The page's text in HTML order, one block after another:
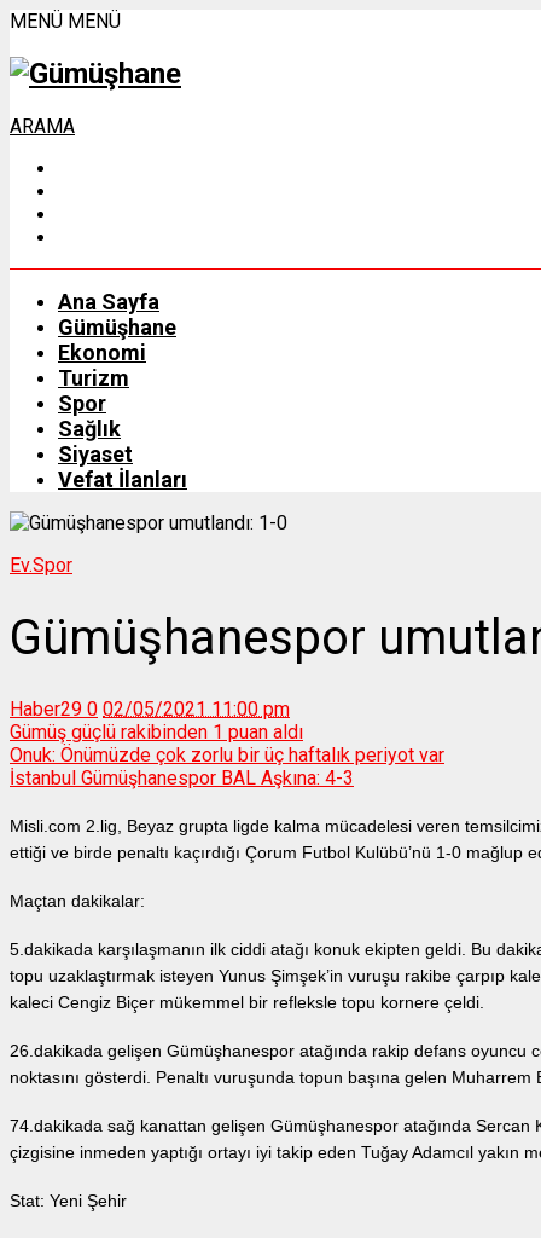
MENÜ MENÜ
ARAMA
Ana Sayfa
Gümüşhane
Ekonomi
Turizm
Spor
Sağlık
Siyaset
Vefat İlanları
Ev.Spor
Gümüşhanespor
Haber29 0 02/05/2021 11:00 pm
Gümüş güçlü rakibinden 1 puan aldı
Onuk: Önümüzde çok zorlu bir üç haftalık periyot var
İstanbul Gümüşhanespor BAL Aşkına: 4-3
Misli.com 2.lig, Beyaz grupta ligde kalma mücadelesi veren
ettiği ve birde penaltı kaçırdığı Çorum Futbol Kulübü’nü 1-0 mağlup
Maçtan dakikalar:
5.dakikada karşılaşmanın ilk ciddi atağı konuk ekipten geldi. Bu
topu uzaklaştırmak isteyen Yunus Şimşek’in vuruşu rakibe çarpıp
kaleci Cengiz Biçer mükemmel bir refleksle topu kornere çeldi.
26.dakikada gelişen Gümüşhanespor atağında rakip defans oyuncu
noktasını gösterdi. Penaltı vuruşunda topun başına gelen Muharrem
74.dakikada sağ kanattan gelişen Gümüşhanespor atağında Sercan
çizgisine inmeden yaptığı ortayı iyi takip eden Tuğay Adamcıl yakın
Stat: Yeni Şehir